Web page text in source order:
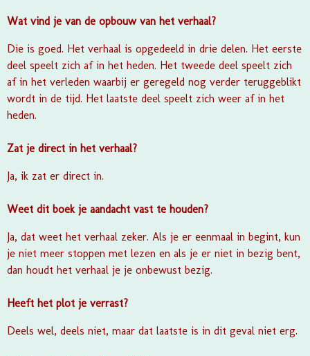
Wat vind je van de opbouw van het verhaal?
Die is goed. Het verhaal is opgedeeld in drie delen. Het eerste
deel speelt zich af in het heden. Het tweede deel speelt zich
af in het verleden waarbij er geregeld nog verder teruggeblikt
wordt in de tijd. Het laatste deel speelt zich weer af in het
heden.
Zat je direct in het verhaal?
Ja, ik zat er direct in.
Weet dit boek je aandacht vast te houden?
Ja, dat weet het verhaal zeker. Als je er eenmaal in begint, kun
je niet meer stoppen met lezen en als je er niet in bezig bent,
dan houdt het verhaal je je onbewust bezig.
Heeft het plot je verrast?
Deels wel, deels niet, maar dat laatste is in dit geval niet erg.